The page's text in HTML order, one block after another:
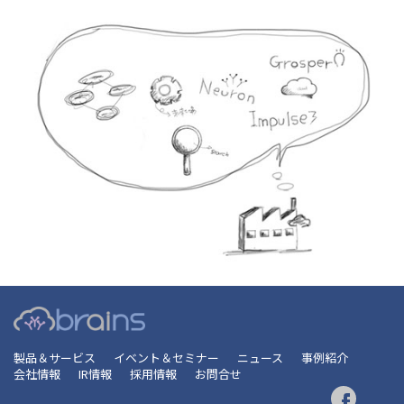
製品＆サービス イベント＆セミナー ニュース
事例紹介
会社情報
IR情報 採用情報 お問合せ